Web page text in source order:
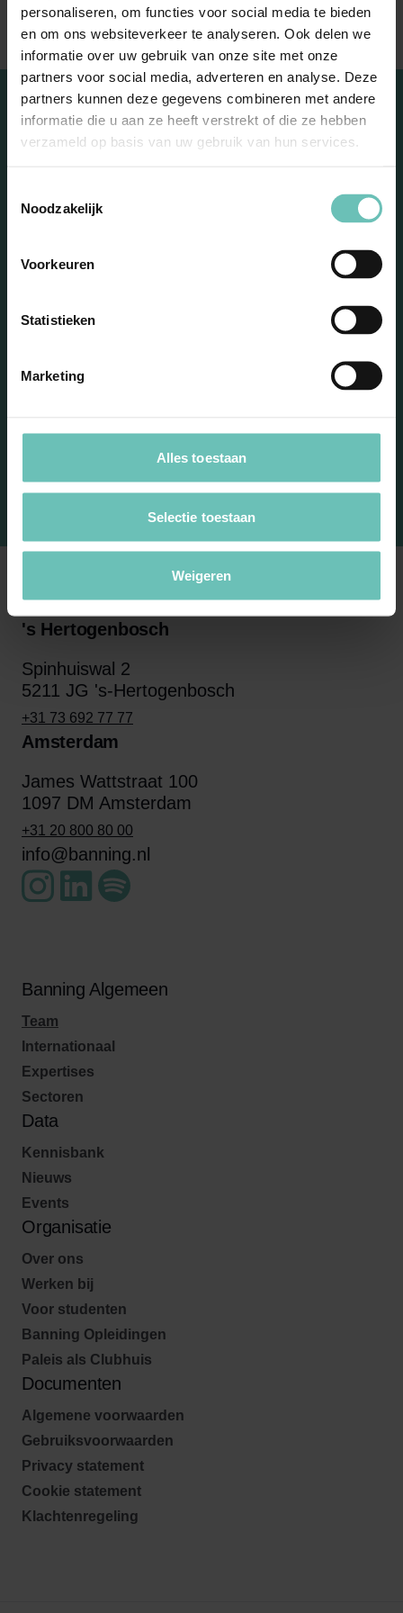
personaliseren, om functies voor social media te bieden
en om ons websiteverkeer te analyseren. Ook delen we
informatie over uw gebruik van onze site met onze
partners voor social media, adverteren en analyse. Deze
partners kunnen deze gegevens combineren met andere
informatie die u aan ze heeft verstrekt of die ze hebben
verzameld op basis van uw gebruik van hun services.
Noodzakelijk
Voorkeuren
Statistieken
Marketing
Alles toestaan
Selectie toestaan
Weigeren
Blijf op de hoogte met onze
's Hertogenbosch
Spinhuiswal 2
5211 JG 's-Hertogenbosch
+31 73 692 77 77
Amsterdam
James Wattstraat 100
1097 DM Amsterdam
+31 20 800 80 00
info@banning.nl
Banning Algemeen
Team
Internationaal
Expertises
Sectoren
Data
Kennisbank
Nieuws
Events
Organisatie
Over ons
Werken bij
Voor studenten
Banning Opleidingen
Paleis als Clubhuis
Documenten
Algemene voorwaarden
Gebruiksvoorwaarden
Privacy statement
Cookie statement
Klachtenregeling